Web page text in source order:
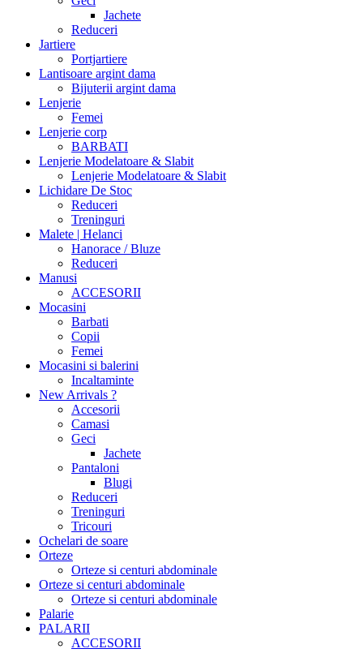
Jachete
Reduceri
Jartiere
Portjartiere
Lantisoare argint dama
Bijuterii argint dama
Lenjerie
Femei
Lenjerie corp
BARBATI
Lenjerie Modelatoare & Slabit
Lenjerie Modelatoare & Slabit
Lichidare De Stoc
Reduceri
Treninguri
Malete | Helanci
Hanorace / Bluze
Reduceri
Manusi
ACCESORII
Mocasini
Barbati
Copii
Femei
Mocasini si balerini
Incaltaminte
New Arrivals ?
Accesorii
Camasi
Geci
Jachete
Pantaloni
Blugi
Reduceri
Treninguri
Tricouri
Ochelari de soare
Orteze
Orteze si centuri abdominale
Orteze si centuri abdominale
Orteze si centuri abdominale
Palarie
PALARII
ACCESORII